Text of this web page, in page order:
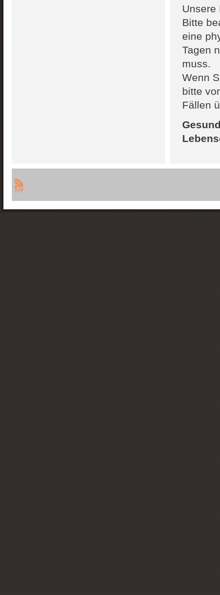
Unsere
Bitte
eine
Tagen
muss.
Wenn
bitte
Fällen